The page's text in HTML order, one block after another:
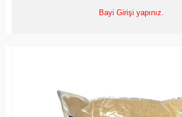
Bayi Girişi yapınız.